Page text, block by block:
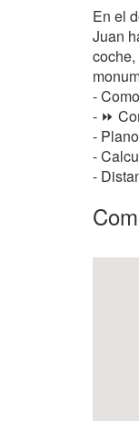
En el
Juan
-
- ⏩
-
-
-